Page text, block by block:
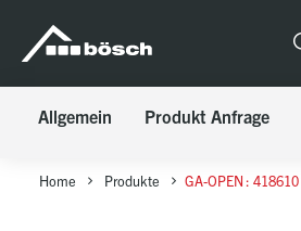
sr.skip-to.main-content
sr.skip-to.table-of-contents
sr.skip-to.main-navigation
Allgemein Produkt Anfrage
Home Produkte GA-OPEN : 418610